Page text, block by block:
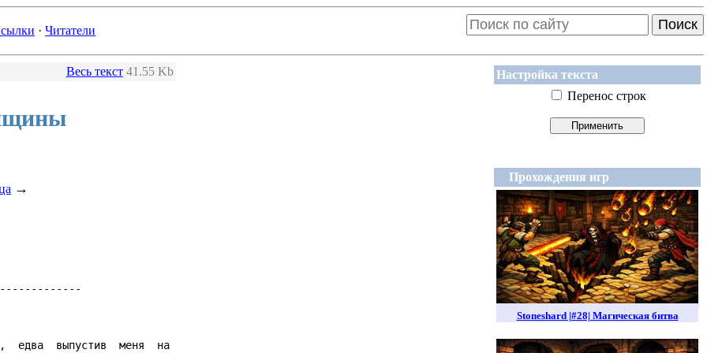
· Читатели Поиск
Настройка текста
Перенос строк
Прохождения игр
Stoneshard |#28| Магическая битва
Весь текст 41.55 Kb
→